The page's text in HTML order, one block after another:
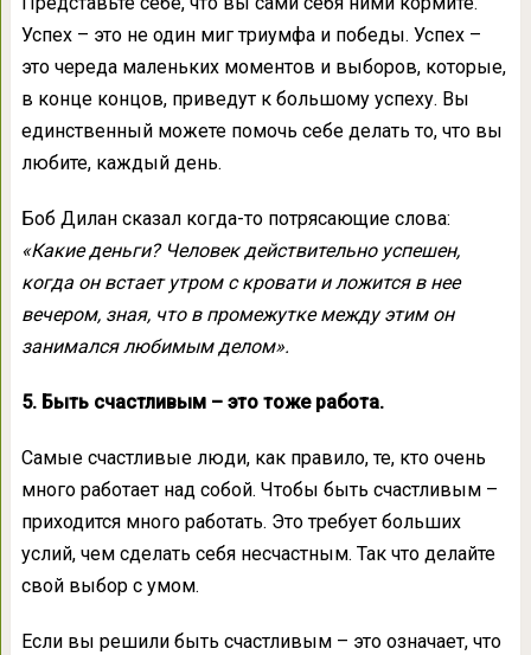
Успех – это не один миг триумфа и победы. Успех –
это череда маленьких моментов и выборов, которые,
в конце концов, приведут к большому успеху. Вы
единственный можете помочь себе делать то, что вы
любите, каждый день.
Боб Дилан сказал когда-то потрясающие слова:
«Какие деньги? Человек действительно успешен,
когда он встает утром с кровати и ложится в нее
вечером, зная, что в промежутке между этим он
занимался любимым делом».
5. Быть счастливым – это тоже работа.
Самые счастливые люди, как правило, те, кто очень
много работает над собой. Чтобы быть счастливым –
приходится много работать. Это требует больших
услий, чем сделать себя несчастным. Так что делайте
свой выбор с умом.
Если вы решили быть счастливым – это означает, что